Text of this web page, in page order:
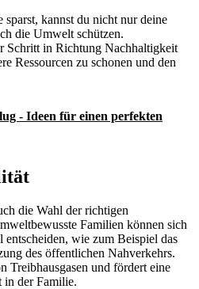
kannst du nicht nur deine
die Umwelt schützen.
Schritt in Richtung Nachhaltigkeit
Ressourcen zu schonen und den
- Ideen für einen perfekten
die Wahl der richtigen
Familien können sich
wie zum Beispiel das
des öffentlichen Nahverkehrs.
Treibhausgasen und fördert eine
der Familie.